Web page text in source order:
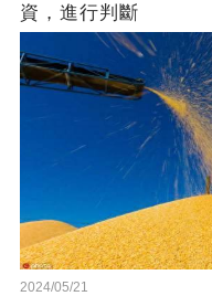
資，進行判斷
2024/05/21